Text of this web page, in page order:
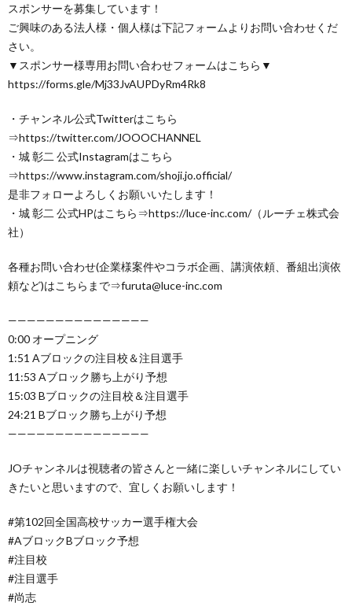
スポンサーを募集しています！
ご興味のある法人様・個人様は下記フォームよりお問い合わせくだ
さい。
▼スポンサー様専用お問い合わせフォームはこちら▼
https://forms.gle/Mj33JvAUPDyRm4Rk8
・チャンネル公式Twitterはこちら
⇒https://twitter.com/JOOOCHANNEL
・城 彰二 公式Instagramはこちら
⇒https://www.instagram.com/shoji.jo.official/
是非フォローよろしくお願いいたします！
・城 彰二 公式HPはこちら⇒https://luce-inc.com/（ルーチェ株式会
社）
各種お問い合わせ(企業様案件やコラボ企画、講演依頼、番組出演依
頼など)はこちらまで⇒furuta@luce-inc.com
———————————————
0:00 オープニング
1:51 Aブロックの注目校＆注目選手
11:53 Aブロック勝ち上がり予想
15:03 Bブロックの注目校＆注目選手
24:21 Bブロック勝ち上がり予想
———————————————
JOチャンネルは視聴者の皆さんと一緒に楽しいチャンネルにしてい
きたいと思いますので、宜しくお願いします！
#第102回全国高校サッカー選手権大会
#AブロックBブロック予想
#注目校
#注目選手
#尚志